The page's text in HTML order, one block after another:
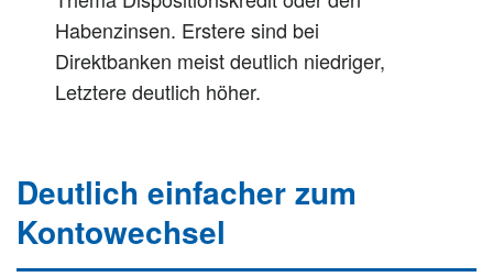
Habenzinsen. Erstere sind bei
Direktbanken meist deutlich niedriger,
Letztere deutlich höher.
Deutlich einfacher zum
Kontowechsel